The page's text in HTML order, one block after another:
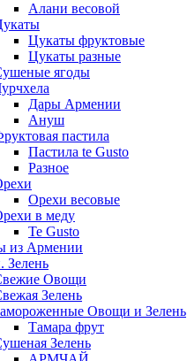
Алани весовой
Цукаты фруктовые
Цукаты разные
ягоды
Дары Армении
Ануш
пастила
Пастила te Gusto
Разное
Орехи весовые
в меду
Te Gusto
из Армении
Овощи
Зелень
Овощи и Зелень
Тамара фрут
Зелень